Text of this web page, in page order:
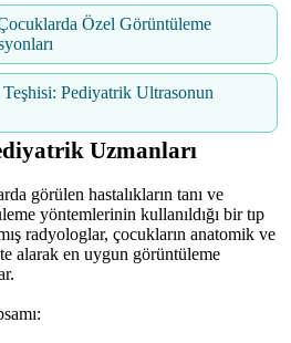
Özel Görüntüleme
Teşhisi: Pediyatrik Ultrasonun
Uzmanları
görülen hastalıkların tanı ve
yöntemlerinin kullanıldığı bir tıp
radyologlar, çocukların anatomik ve
alarak en uygun görüntüleme